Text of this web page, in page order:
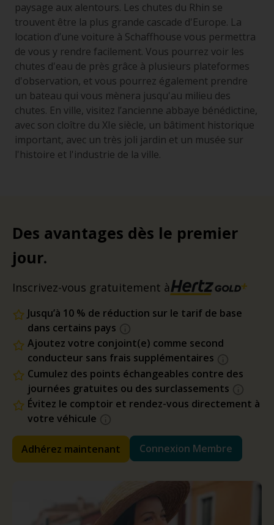
paysage aux alentours. Les chutes du Rhin se
trouvent être la plus grande cascade d'Europe. La
location d’une voiture à Schaffhouse vous permettra
de vous y rendre facilement. Vous pourrez voir les
chutes d'eau de près grâce à plusieurs plateformes
d'observation, et vous pourrez également prendre
un bateau qui vous mènera jusqu'au milieu des
chutes. En ville, visitez l’ancienne abbaye bénédictine,
avec son cloître du XIe siècle, un bâtiment historique
important, avec un très joli jardin et un musée sur
l'histoire et l'industrie de la ville.
Des avantages dès le premier
jour.
Inscrivez-vous gratuitement à
Jusqu’à 10 % de réduction sur le tarif de base
dans certains pays
Ajoutez votre conjoint(e) comme second
conducteur sans frais supplémentaires
Cumulez des points échangeables contre des
journées gratuites ou des surclassements
Évitez le comptoir et rendez-vous directement à
votre véhicule
Adhérez maintenant Connexion Membre